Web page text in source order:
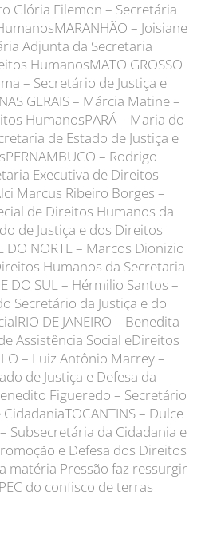
Glória Filemon – Secretária
– Joisiane
Adjunta da Secretaria
HumanosMATO GROSSO
– Secretário de Justiça e
GERAIS – Márcia Matine –
HumanosPARÁ – Maria do
de Estado de Justiça e
– Rodrigo
Executiva de Direitos
Marcus Ribeiro Borges –
de Direitos Humanos da
de Justiça e dos Direitos
DO NORTE – Marcos Dionizio
Humanos da Secretaria
DO SUL – Hérmilio Santos –
Secretário da Justiça e do
DE JANEIRO – Benedita
Assistência Social eDireitos
– Luiz Antônio Marrey –
de Justiça e Defesa da
Figueredo – Secretário
– Dulce
Subsecretária da Cidadania e
e Defesa dos Direitos
matéria Pressão faz ressurgir
do confisco de terras